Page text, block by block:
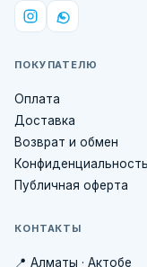
ПОКУПАТЕЛЮ
Оплата
Доставка
Возврат и обмен
Конфиденциальность
Публичная оферта
КОНТАКТЫ
📍 Алматы · Актобе